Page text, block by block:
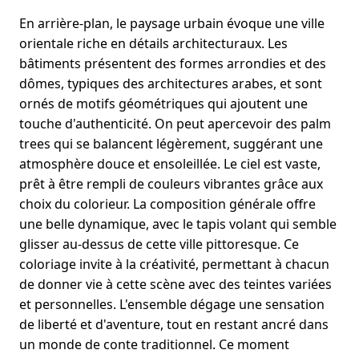
En arrière-plan, le paysage urbain évoque une ville
orientale riche en détails architecturaux. Les
bâtiments présentent des formes arrondies et des
dômes, typiques des architectures arabes, et sont
ornés de motifs géométriques qui ajoutent une
touche d'authenticité. On peut apercevoir des palm
trees qui se balancent légèrement, suggérant une
atmosphère douce et ensoleillée. Le ciel est vaste,
prêt à être rempli de couleurs vibrantes grâce aux
choix du colorieur. La composition générale offre
une belle dynamique, avec le tapis volant qui semble
glisser au-dessus de cette ville pittoresque. Ce
coloriage invite à la créativité, permettant à chacun
de donner vie à cette scène avec des teintes variées
et personnelles. L'ensemble dégage une sensation
de liberté et d'aventure, tout en restant ancré dans
un monde de conte traditionnel. Ce moment